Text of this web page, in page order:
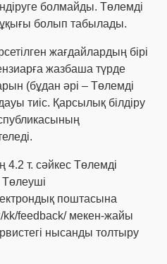
болмайды. Төлемді
болып табылады.
жағдайлардың бірі
жазбаша түрде
(бұдан әрі – Төлемді
тиіс. Қарсылық білдіру
4.2 т. сәйкес Төлемді
поштасына
kk/feedback/мекен-жайы
нысанды толтыру